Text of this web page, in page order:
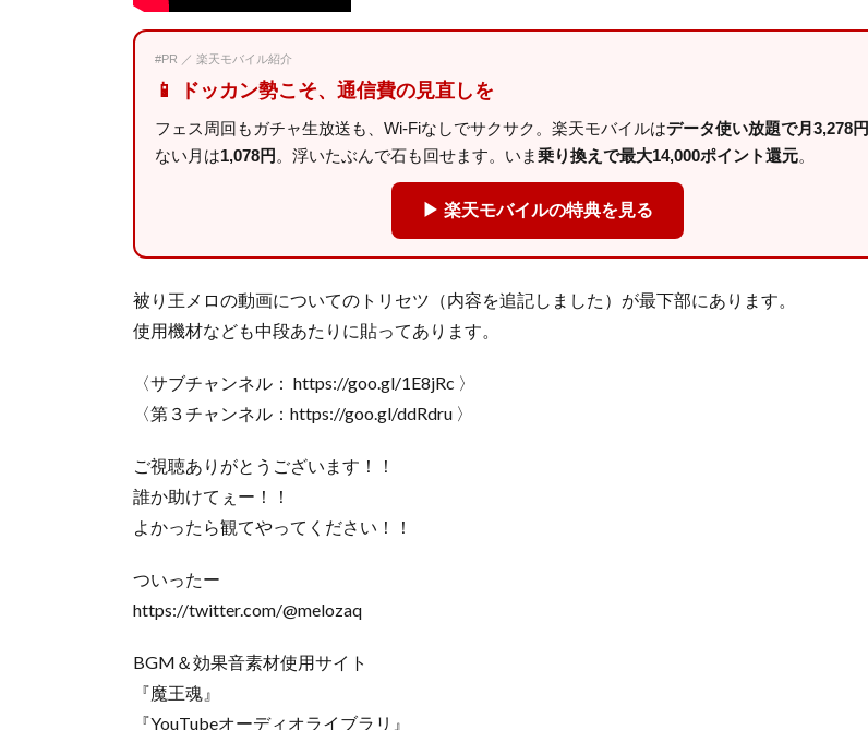
#PR ／ 楽天モバイル紹介
📱 ドッカン勢こそ、通信費の見直しを
フェス周回もガチャ生放送も、Wi-Fiなしでサクサク。楽天モバイルはデータ使い放題で月3,278円
ない月は1,078円 。浮いたぶんで石も回せます。いま乗り換えで最大14,000ポイント還元。
▶ 楽天モバイルの特典を見る
被り王メロの動画についてのトリセツ（内容を追記しました）が最下部にあります。
使用機材なども中段あたりに貼ってあります。
〈サブチャンネル： https://goo.gl/1E8jRc 〉
〈第３チャンネル：https://goo.gl/ddRdru 〉
ご視聴ありがとうございます！！
誰か助けてぇー！！
よかったら観てやってください！！
ついったー
https://twitter.com/@melozaq
BGM＆効果音素材使用サイト
『魔王魂』
『YouTubeオーディオライブラリ』